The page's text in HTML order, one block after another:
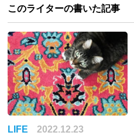
このライターの書いた記事
LIFE 2022.12.23